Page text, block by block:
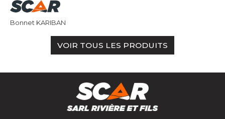
Bonnet KARIBAN
VOIR TOUS LES PRODUITS